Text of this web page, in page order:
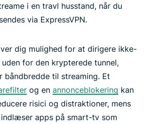
i en travl husstand, når du
via ExpressVPN.
dig mulighed for at dirigere ikke-
for den krypterede tunnel,
båndbredde til streaming. Et
og en annonceblokering kan
risici og distraktioner, mens
apps på smart-tv som